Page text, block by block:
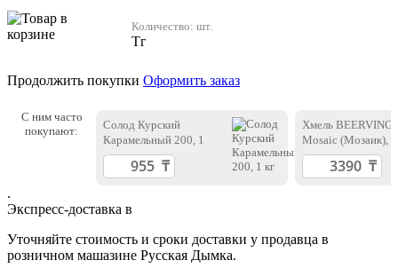
Количество: шт.
Тг
Продолжить покупки Оформить заказ
С ним часто
покупают:
Солод Курский
Карамельный 200, 1
кг
Хмель
Mosaic (Мозаик),
.
Экспресс-доставка в
Уточняйте стоимость и сроки доставки у продавца в
розничном машазине Русская Дымка.